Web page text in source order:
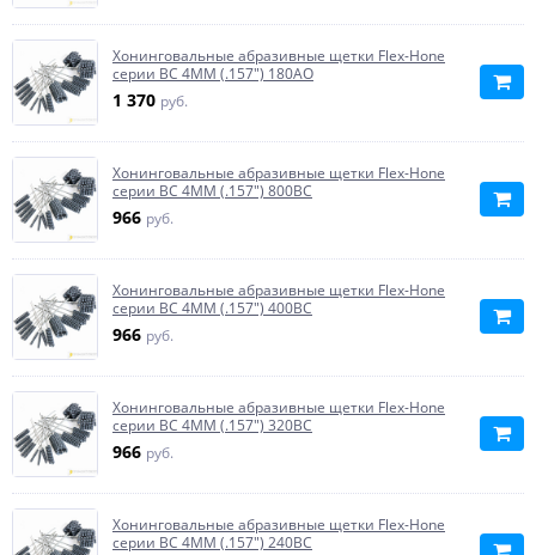
Хонинговальные абразивные щетки Flex-Hone
серии BC 4MM (.157") 180AO
1 370 руб.
Хонинговальные абразивные щетки Flex-Hone
серии BC 4MM (.157") 800BC
966 руб.
Хонинговальные абразивные щетки Flex-Hone
серии BC 4MM (.157") 400BC
966 руб.
Хонинговальные абразивные щетки Flex-Hone
серии BC 4MM (.157") 320BC
966 руб.
Хонинговальные абразивные щетки Flex-Hone
серии BC 4MM (.157") 240BC